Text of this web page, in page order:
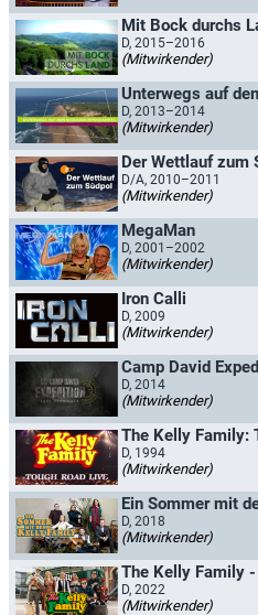
Mit Bock durchs
D, 2015–2016
(Mitwirkender)
D, 2013–2014
(Mitwirkender)
D/A, 2010–2011
(Mitwirkender)
MegaMan
D, 2001–2002
(Mitwirkender)
Iron Calli
D, 2009
(Mitwirkender)
Camp David
D, 2014
(Mitwirkender)
D, 1994
(Mitwirkender)
Ein Sommer mit
D, 2018
(Mitwirkender)
The Kelly Family
D, 2022
(Mitwirkender)